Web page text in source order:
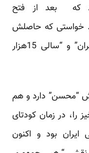
که بعد از فتح
خواستی که حاصلش
“1200 میلیارد دلار خسارت به ایران” و “سالی 15هزار
“محسن” دارد و هم
را، در زمان کودتای
ایران بود و اکنون